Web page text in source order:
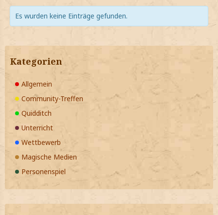
Es wurden keine Einträge gefunden.
Kategorien
Allgemein
Community-Treffen
Quidditch
Unterricht
Wettbewerb
Magische Medien
Personenspiel